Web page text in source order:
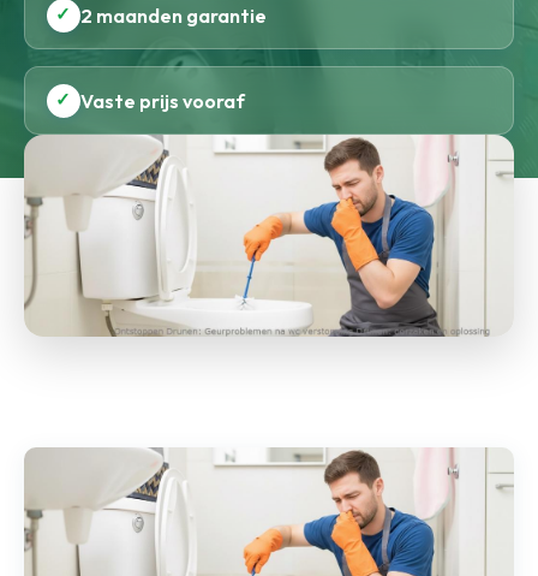
✓ 2 maanden garantie
✓ Vaste prijs vooraf